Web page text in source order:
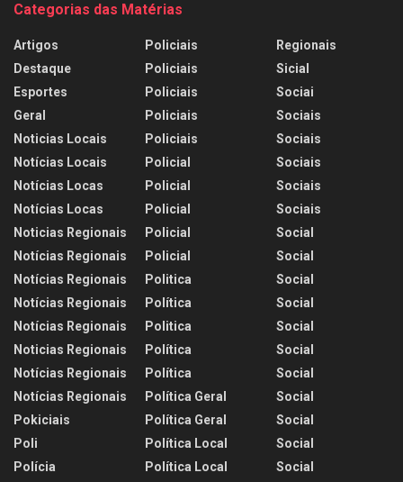
Categorias das Matérias
Artigos
Destaque
Esportes
Geral
Noticias Locais
Notícias Locais
Notícias Locas
Notícias Locas
Noticias Regionais
Notícias Regionais
Notícias Regionais
Notícias Regionais
Notícias Regionais
Noticias Regionais
Notícias Regionais
Notícias Regionais
Pokiciais
Poli
Polícia
Policiais
Policiais
Policiais
Policiais
Policiais
Policial
Policial
Policial
Policial
Policial
Politica
Política
Politica
Política
Política
Política Geral
Política Geral
Política Local
Política Local
Regionais
Sicial
Sociai
Sociais
Sociais
Sociais
Sociais
Sociais
Social
Social
Social
Social
Social
Social
Social
Social
Social
Social
Social